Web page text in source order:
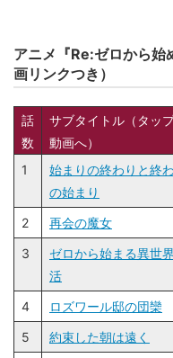
アニメ『Re:ゼロから始
画リンクつき）
話
数
サブタイトル（タッ
動画へ）
1
始まりの終わりと終
の始まり
2 再会の魔女
3
ゼロから始まる異世
活
4 ロズワール邸の団欒
5
約束した朝は遠く